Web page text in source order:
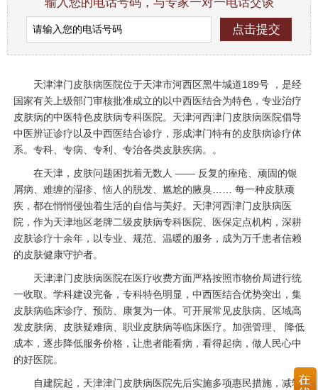
天津津门皮肤病医院位于天津市河西区黑牛城道189号 ，是经
国家有关上级部门审核批准成立的以中西医结合为特色，专业治疗
皮肤病的中医特色皮肤病专科医院。天津河西津门皮肤病医院倡导
中医辨证诊疗以及中西医结合诊疗，形成津门特有的皮肤病诊疗体
系。专科、专病、专利、专治各类皮肤疾病。。
在天津，皮肤问题困扰着无数人 —— 反复的痤疮、顽固的银
屑病、难缠的湿疹、恼人的脱发、尴尬的腋臭…… 每一种皮肤顽
疾，都在悄悄侵蚀着生活的自信与美好。天津河西津门皮肤病医
院，作为天津地区老牌二级皮肤病专科医院、医保定点机构，深耕
皮肤诊疗十余年，以专业、规范、温暖的服务，成为万千患者信赖
的皮肤健康守护者。
天津津门皮肤病医院在医疗收费方面严格按照市物价局进行统
一收取。学科建设完备，专科特色明显，中西医结合优势突出，集
皮肤病临床诊疗、预防、康复为一体。可开展常见皮肤病、区域高
发皮肤病、皮肤疑难病、职业皮肤病等临床医疗。加强管理、 降低
成本，逐步降低服务价格，让患者能看病，看得起病，做人民心中
的好医院。
自建院起，天津津门皮肤病医院先后实施多项惠民措施，减轻